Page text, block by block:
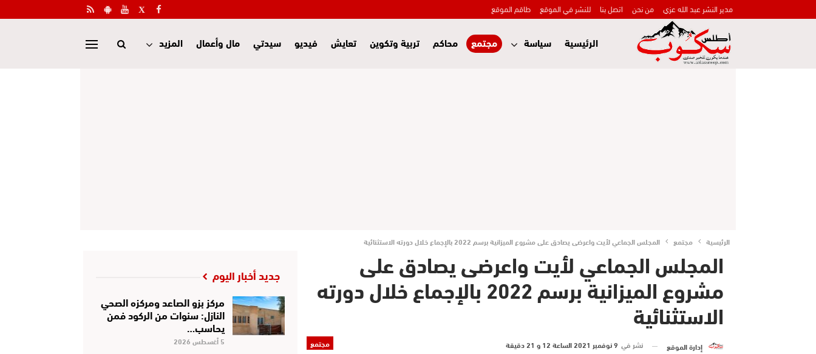
مدير النشر عبد الله عزي من نحن اتصل بنا للنشر في الموقع طاقم الموقع
الرئيسية سياسة مجتمع محاكم تربية وتكوين تعايش فيديو سيدتي مال وأعمال المزيد
الرئيسية مجتمع المجلس الجماعي لأيت واعرضى يصادق على مشروع الميزانية برسم 2022 بالإجماع خلال دورته الاستثنائية
المجلس الجماعي لأيت واعرضى يصادق على
مشروع الميزانية برسم 2022 بالإجماع خلال دورته
الاستثنائية
مجتمع إدارة الموقع نشر في 9 نوفمبر 2021 الساعة 12 و 21 دقيقة
جديد أخبار اليوم
مركز بزو الصاعد ومركزه الصحي
النازل: سنوات من الركود فمن
يحاسب…
5 أغسطس 2026